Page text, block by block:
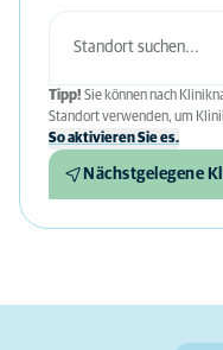
Tipp! Sie können nach
Standort verwenden, um
So aktivieren Sie es.
Nächstgelegene